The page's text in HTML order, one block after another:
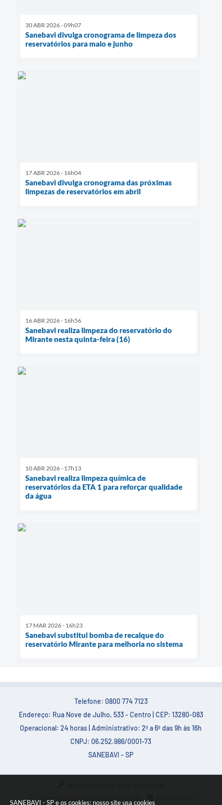
SANEBAVI - SP e os cookies: nosso site usa cookies
30 ABR 2026 - 09h07
Sanebavi divulga cronograma de limpeza dos
reservatórios para maio e junho
17 ABR 2026 - 16h04
Sanebavi divulga cronograma das próximas
limpezas de reservatórios em abril
16 ABR 2026 - 16h56
Sanebavi realiza limpeza do reservatório do
Mirante nesta quinta-feira (16)
10 ABR 2026 - 17h13
Sanebavi realiza limpeza química de
reservatórios da ETA 1 para reforçar qualidade
da água
17 MAR 2026 - 16h23
Sanebavi substitui bomba de recalque do
reservatório Mirante para melhoria no sistema
Telefone: 0800 774 7123
Endereço: Rua Nove de Julho, 533 - Centro | CEP: 13280-083
Operacional: 24 horas | Administrativo: 2ª a 6ª das 9h às 16h
CNPJ: 06.252.986/0001-73
SANEBAVI - SP